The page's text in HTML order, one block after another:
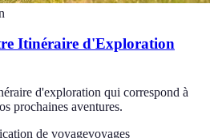
Itinéraire d'Exploration
d'exploration qui correspond à
prochaines aventures.
de voyagevoyages